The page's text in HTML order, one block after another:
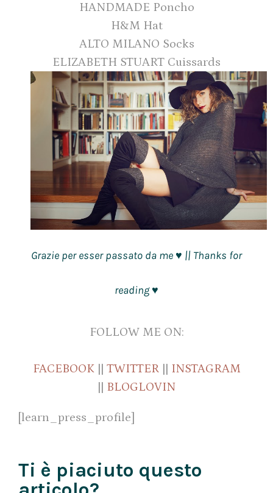
HANDMADE Poncho
H&M Hat
ALTO MILANO Socks
ELIZABETH STUART Cuissards
Grazie per esser passato da me ♥ || Thanks for
reading ♥
FOLLOW ME ON:
FACEBOOK|| TWITTER|| INSTAGRAM
|| BLOGLOVIN
[learn_press_profile]
Ti è piaciuto questo